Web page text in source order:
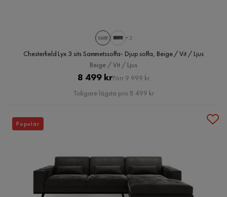
+3
Chesterfield Lyx 3 sits Sammetssoffa- Djup soffa, Beige / Vit / Ljus
Beige / Vit / Ljus
Pris
8 499 krOriginal
Pris
Förr 9 999 kr
Tidigare lägsta pris 8 499 kr
Populär